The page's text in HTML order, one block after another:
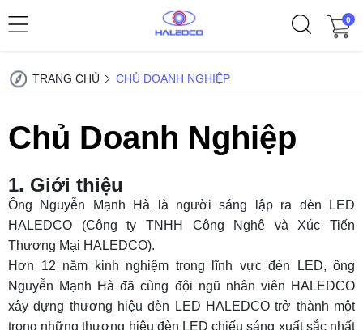
0
TRANG CHỦ CHỦ DOANH NGHIỆP
Chủ Doanh Nghiệp
1. Giới thiệu
Ông Nguyễn Mạnh Hà là người sáng lập ra đèn LED
HALEDCO (Công ty TNHH Công Nghệ và Xúc Tiến
Thương Mại HALEDCO).
Hơn 12 năm kinh nghiệm trong lĩnh vực đèn LED, ông
Nguyễn Mạnh Hà đã cùng đội ngũ nhân viên HALEDCO
xây dựng thương hiệu đèn LED HALEDCO trở thành một
trong những thương hiệu đèn LED chiếu sáng xuất sắc nhất